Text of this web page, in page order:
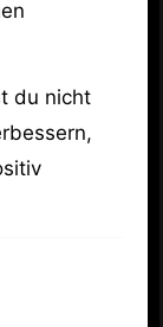
du nicht